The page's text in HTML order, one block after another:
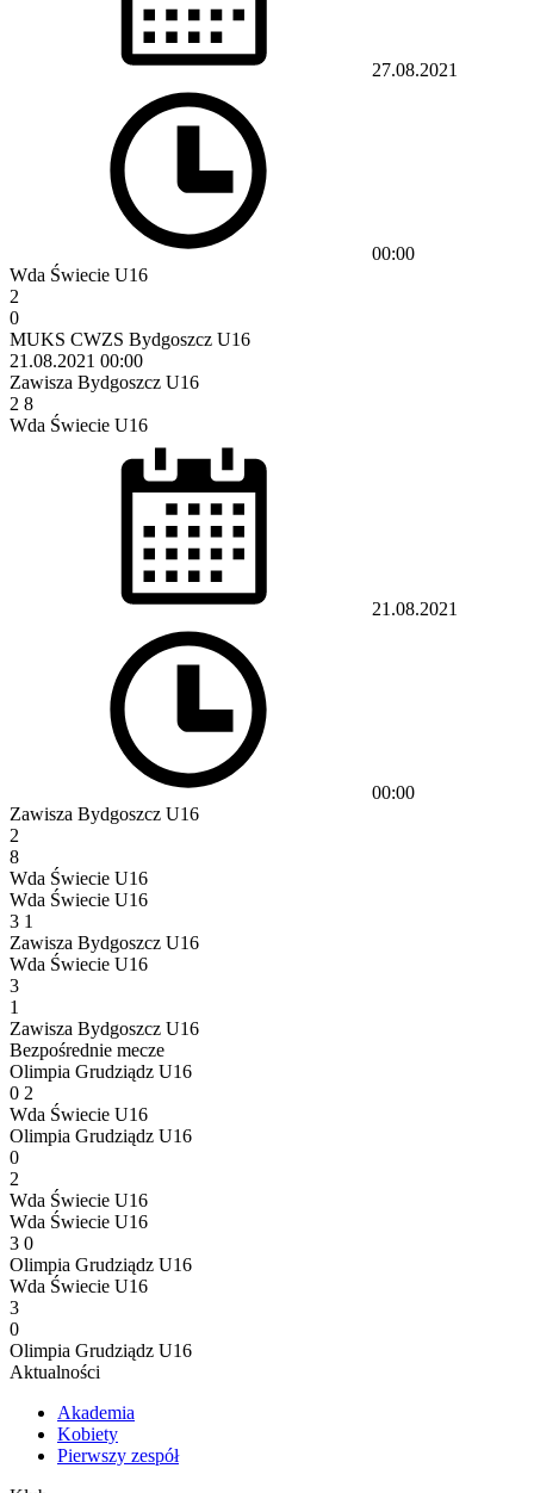
27.08.2021
00:00
Wda Świecie U16
2
0
MUKS CWZS Bydgoszcz U16
21.08.2021 00:00
Zawisza Bydgoszcz U16
2 8
Wda Świecie U16
21.08.2021
00:00
Zawisza Bydgoszcz U16
2
8
Wda Świecie U16
Wda Świecie U16
3 1
Zawisza Bydgoszcz U16
Wda Świecie U16
3
1
Zawisza Bydgoszcz U16
Bezpośrednie mecze
Olimpia Grudziądz U16
0 2
Wda Świecie U16
Olimpia Grudziądz U16
0
2
Wda Świecie U16
Wda Świecie U16
3 0
Olimpia Grudziądz U16
Wda Świecie U16
3
0
Olimpia Grudziądz U16
Aktualności
Akademia
Kobiety
Pierwszy zespół